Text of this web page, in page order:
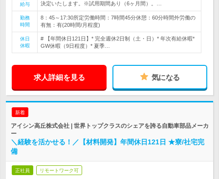
給与
決定いたします。※試用期間あり（6ヶ月間）。…
勤務
時間
8：45～17:30所定労働時間：7時間45分休憩：60分時間外労働の
有無：有(20時間/月程度)
休日
休暇
# 【年間休日121日】* 完全週休2日制（土・日）* 年次有給休暇*
GW休暇（9日程度）* 夏季…
求人詳細を見る 気になる
新着
アイシン高丘株式会社 | 世界トップクラスのシェアを誇る自動車部品メーカ
ー
＼経験を活かせる！／【材料開発】年間休日121日 ★寮/社宅完
備
正社員 リモートワーク可